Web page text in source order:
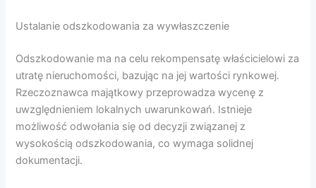
Ustalanie odszkodowania za wywłaszczenie
Odszkodowanie ma na celu rekompensatę właścicielowi za
utratę nieruchomości, bazując na jej wartości rynkowej.
Rzeczoznawca majątkowy przeprowadza wycenę z
uwzględnieniem lokalnych uwarunkowań. Istnieje
możliwość odwołania się od decyzji związanej z
wysokością odszkodowania, co wymaga solidnej
dokumentacji.